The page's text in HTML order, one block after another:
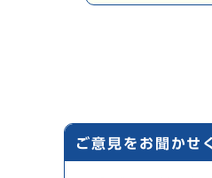
ご意見をお聞かせ